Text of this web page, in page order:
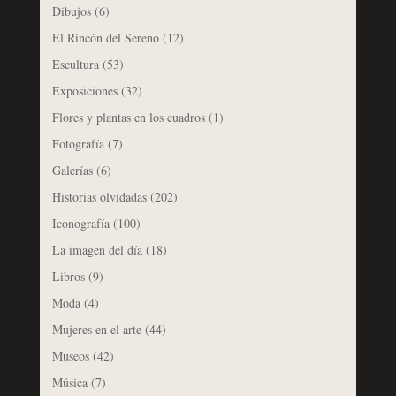
Dibujos(6)
El Rincón del Sereno(12)
Escultura(53)
Exposiciones(32)
Flores y plantas en los cuadros(1)
Fotografía(7)
Galerías(6)
Historias olvidadas(202)
Iconografía(100)
La imagen del día(18)
Libros(9)
Moda(4)
Mujeres en el arte(44)
Museos(42)
Música(7)